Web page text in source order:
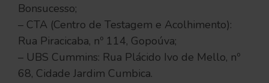
Bonsucesso;
– CTA (Centro de Testagem e Acolhimento):
Rua Piracicaba, nº 114, Gopoúva;
– UBS Cummins: Rua Plácido Ivo de Mello, nº
68, Cidade Jardim Cumbica.